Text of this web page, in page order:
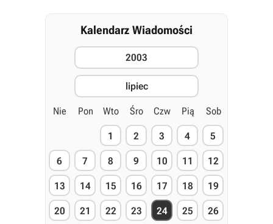
Kalendarz Wiadomości
2003
lipiec
Nie Pon Wto Śro Czw Pią Sob
1 2 3 4 5
6 7 8 9 10 11 12
13 14 15 16 17 18 19
20 21 22 23 24 25 26